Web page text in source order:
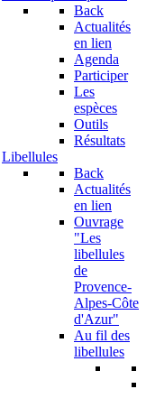
Back
Actualités
en lien
Agenda
Participer
Les
espèces
Outils
Résultats
Libellules
Back
Actualités
en lien
Ouvrage
"Les
libellules
de
Provence-
Alpes-Côte
d'Azur"
Au fil des
libellules